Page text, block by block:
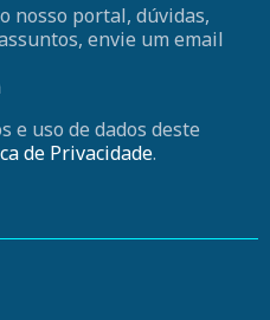
nosso portal, dúvidas,
envie um email
e uso de dados deste
de Privacidade.